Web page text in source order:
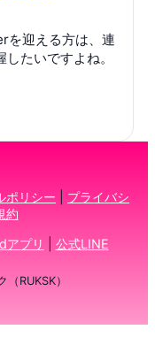
を迎える方は、連
たいですよね。
ポリシー
プライバシ
約
アプリ 公式LINE
RUKSK）